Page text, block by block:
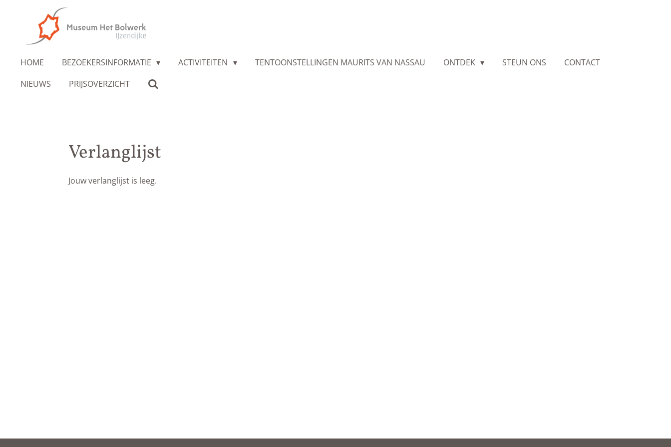
hoofdinhoud
HOME BEZOEKERSINFORMATIE ACTIVITEITEN TENTOONSTELLINGEN MAURITS VAN NASSAU ONTDEK STEUN ONS
CONTACT
NIEUWS
PRIJSOVERZICHT
Verlanglijst
Jouw verlanglijst is leeg.